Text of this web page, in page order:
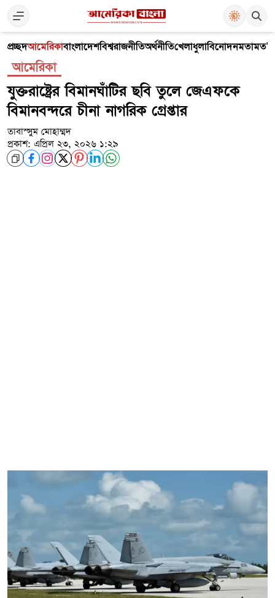
প্রচ্ছদআমেরিকাবাংলাদেশবিশ্বরাজনীতিঅর্থনীতিখেলাধুলাবিনোদনমতামত
আমেরিকা
যুক্তরাষ্ট্রের বিমানঘাঁটির ছবি তুলে জেএফকে
বিমানবন্দরে চীনা নাগরিক গ্রেপ্তার
তাবাস্সুম মোহাম্মদ
প্রকাশ: এপ্রিল ২৩, ২০২৬ ১:২৯